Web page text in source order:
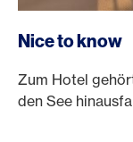
Nice to know
Zum Hotel
den See